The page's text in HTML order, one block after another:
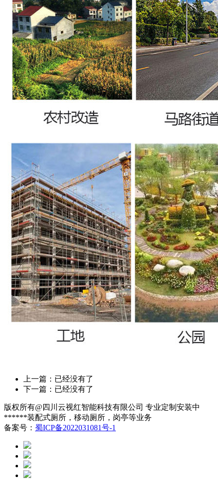
上一篇：已经没有了
下一篇：已经没有了
版权所有@四川云视红智能科技有限公司 专业定制安装中
******装配式厕所，移动厕所，岗亭等业务
备案号： 蜀ICP备2022031081号-1